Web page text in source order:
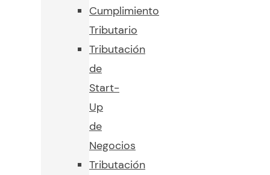
Cumplimiento
Tributario
Tributación
de
Start-
Up
de
Negocios
Tributación